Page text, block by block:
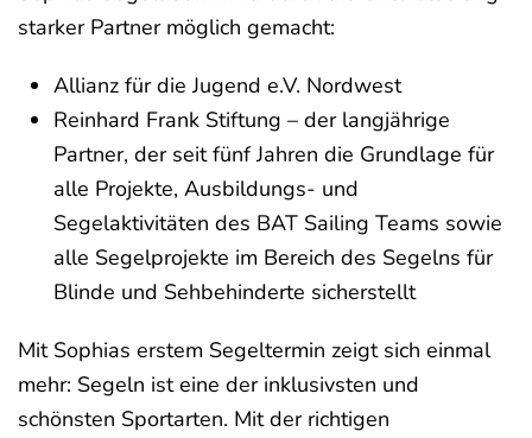
starker Partner möglich gemacht:
Allianz für die Jugend e.V. Nordwest
Reinhard Frank Stiftung – der langjährige
Partner, der seit fünf Jahren die Grundlage für
alle Projekte, Ausbildungs- und
Segelaktivitäten des BAT Sailing Teams sowie
alle Segelprojekte im Bereich des Segelns für
Blinde und Sehbehinderte sicherstellt
Mit Sophias erstem Segeltermin zeigt sich einmal
mehr: Segeln ist eine der inklusivsten und
schönsten Sportarten. Mit der richtigen